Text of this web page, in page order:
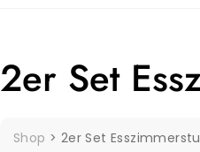
2er Set
Shop > 2er Set